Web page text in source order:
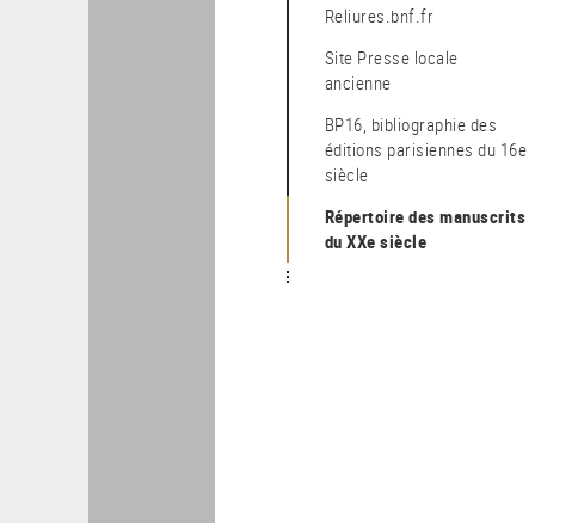
Reliures.bnf.fr
Site Presse locale
ancienne
BP16, bibliographie des
éditions parisiennes du 16e
siècle
Répertoire des manuscrits
du XXe siècle